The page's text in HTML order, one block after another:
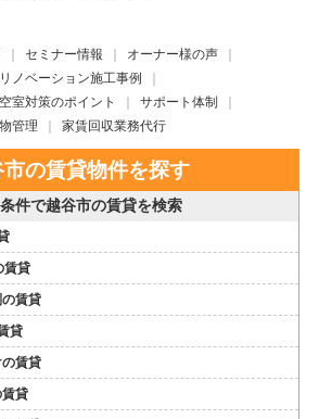
セミナー情報
オーナー様の声
リノベーション施工事例
空室対策のポイント
サポート体制
管理 家賃回収業務代行
市の賃貸物件を探す
件で越谷市の賃貸を検索
賃貸
賃貸
貸
賃貸
貸